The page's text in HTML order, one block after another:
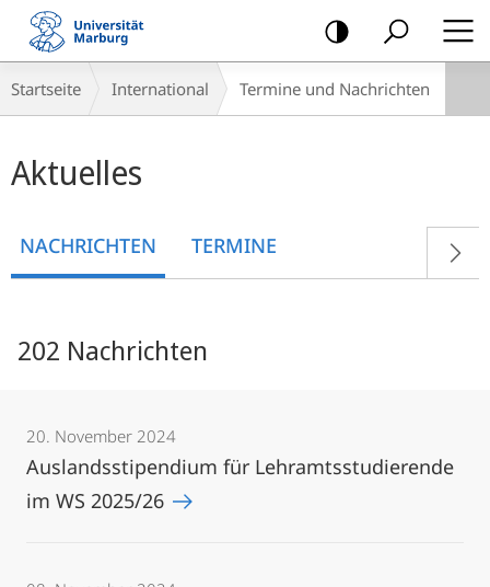
Mobile-
Navigation
Breadcrumb-
Navigation
Startseite International Termine und Nachrichten
Aktuelles
NACHRICHTEN TERMINE
202 Nachrichten
20. November 2024
Auslandsstipendium für Lehramtsstudierende
im WS 2025/26